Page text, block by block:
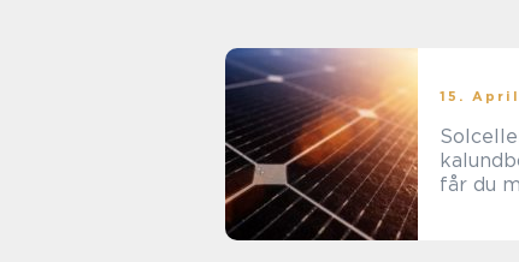
15.
kalundborg
får du